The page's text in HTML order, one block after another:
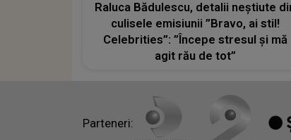
Raluca Bădulescu, detalii neștiute
culisele emisiunii ”Bravo, ai stil!
Celebrities”: ”Începe stresul și mă
agit rău de tot”
Parteneri: